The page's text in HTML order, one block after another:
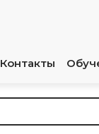
Контакты